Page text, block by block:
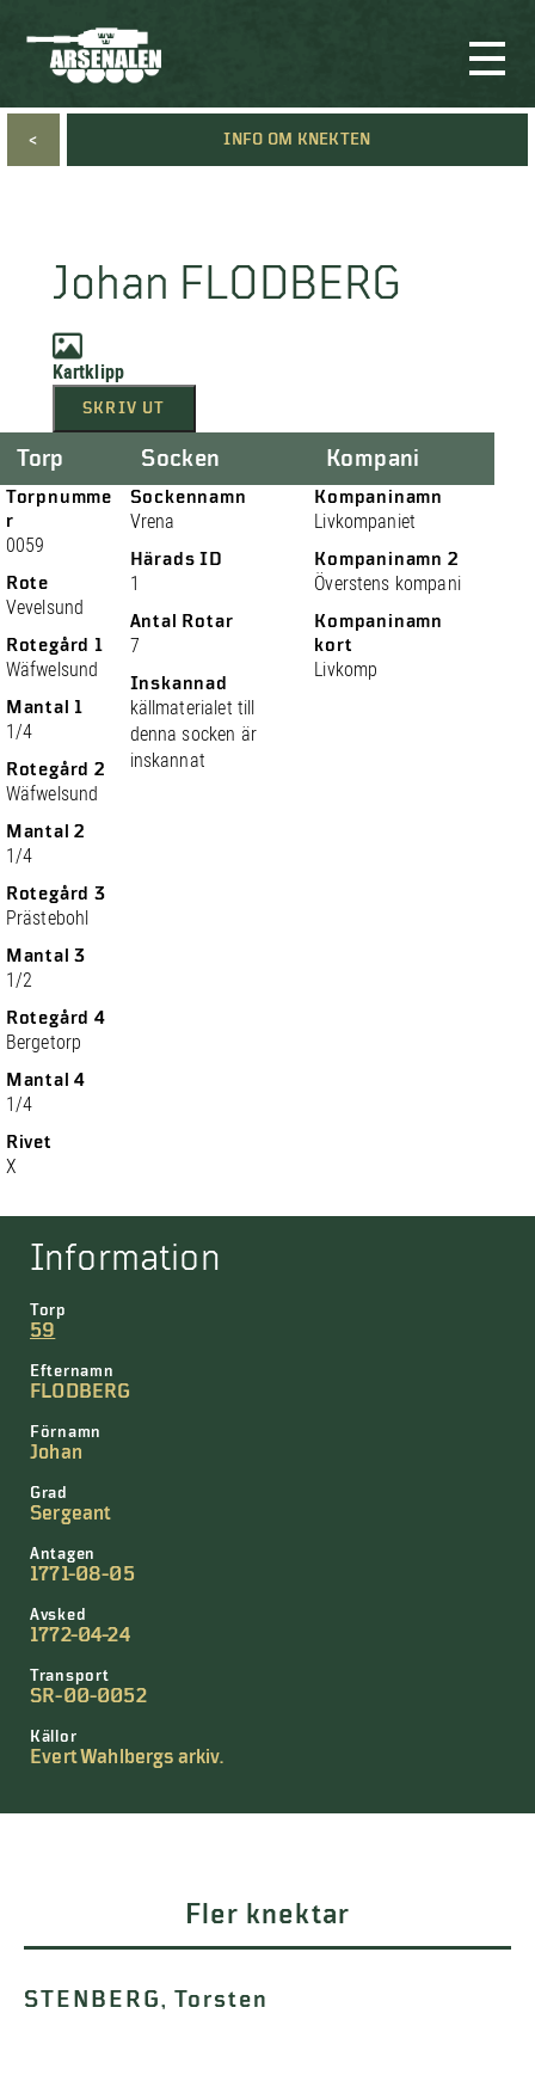
< INFO OM KNEKTEN
Johan FLODBERG
Kartklipp
SKRIV UT
Torp
Torpnumme
r
0059
Rote
Vevelsund
Rotegård 1
Wäfwelsund
Mantal 1
1/4
Rotegård 2
Wäfwelsund
Mantal 2
1/4
Rotegård 3
Prästebohl
Mantal 3
1/2
Rotegård 4
Bergetorp
Mantal 4
1/4
Rivet
X
Socken
Sockennamn
Vrena
Härads ID
1
Antal Rotar
7
Inskannad
källmaterialet till
denna socken är
inskannat
Kompani
Kompaninamn
Livkompaniet
Kompaninamn 2
Överstens kompani
Kompaninamn
kort
Livkomp
Information
Torp
59
Efternamn
FLODBERG
Förnamn
Johan
Grad
Sergeant
Antagen
1771-08-05
Avsked
1772-04-24
Transport
SR-00-0052
Källor
Evert Wahlbergs arkiv.
Fler knektar
STENBERG, Torsten